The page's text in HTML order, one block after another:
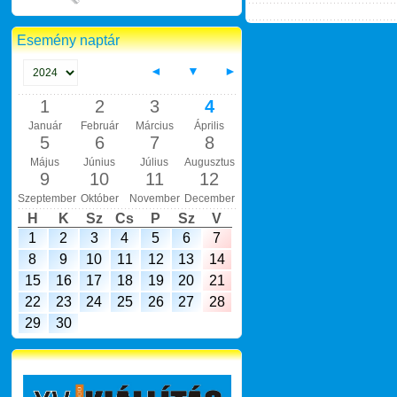
Esemény naptár
◄ ▼ ►
1
Január
2
Február
3
Március
4
Április
5
Május
6
Június
7
Július
8
Augusztus
9
Szeptember
10
Október
11
November
12
December
H K Sz Cs P Sz
V
1
2 3 4 5 6
7
8
9 10 11 12 13
14
15
16 17 18 19 20
21
22
23 24 25 26 27
28
29
30